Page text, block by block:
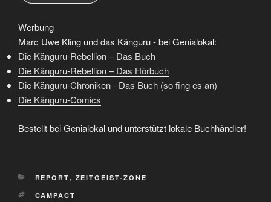
Werbung
Marc Uwe Kling und das Känguru - bei Genialokal:
Die Känguru-Rebellion – Das Buch
Die Känguru-Rebellion – Das Hörbuch
Die Känguru-Chroniken - Das Buch (so fing es an)
Die Känguru-Comics
Bestellt bei Genialokal und unterstützt lokale Buchhändler!
KATEGORIEN
REPORT, ZEITGEIST-ZONE
SCHLAGWÖRTER
CAMPACT